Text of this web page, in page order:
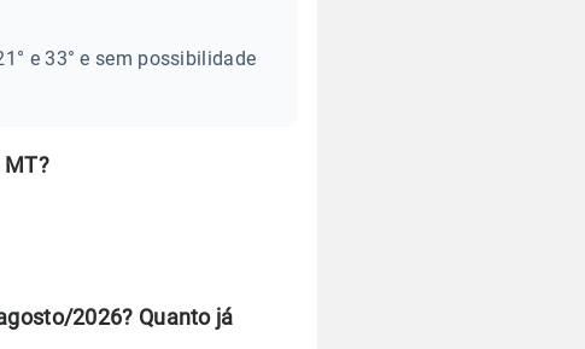
e 33° e sem possibilidade
MT?
2026? Quanto já